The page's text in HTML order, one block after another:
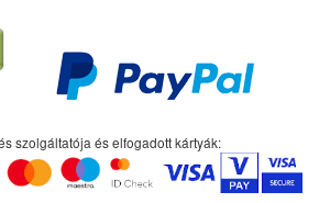
szolgáltatója és elfogadott kártyák: